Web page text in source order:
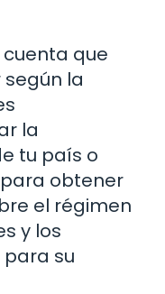
que
la
la
tu país o
obtener
el régimen
y los
su